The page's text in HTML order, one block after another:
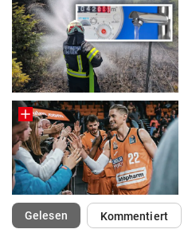
Gelesen(ausgewählt)Kommentiert